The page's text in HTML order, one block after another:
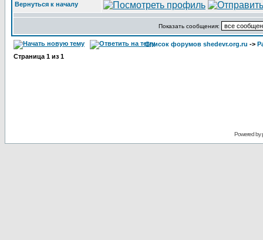
Вернуться к началу
Показать сообщения:
Список форумов shedevr.org.ru ->
Страница 1 из 1
Powered by